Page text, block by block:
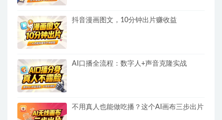
抖音漫画图文，10分钟出片赚收益
AI口播全流程：数字人+声音克隆实战
不用真人也能做吃播？这个AI画布三步出片